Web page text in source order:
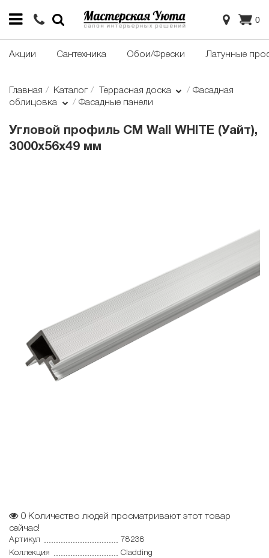
0
Акции Сантехника Обои/Фрески Латунные
Главная Каталог Террасная доска
Фасадная
облицовка
Фасадные панели
Угловой профиль CM Wall WHITE (Уайт),
3000х56х49 мм
0 Количество людей просматривают этот товар
сейчас!
Артикул
78238
Коллекция
Cladding